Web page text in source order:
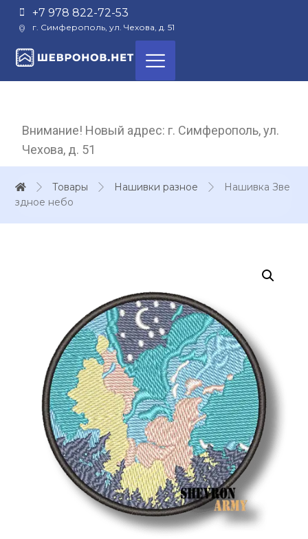
+7 978 822-72-53
г. Симферополь, ул. Чехова, д. 51
Внимание! Новый адрес: г. Симферополь, ул.
Чехова, д. 51
Товары Нашивки разное
Нашивка Зве
здное небо